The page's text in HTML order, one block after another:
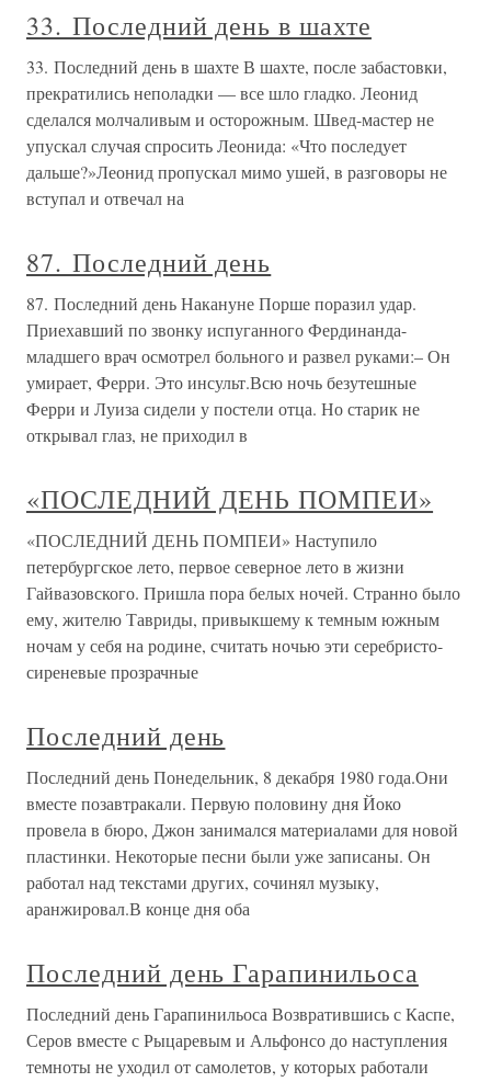
33. Последний день в шахте
33. Последний день в шахте В шахте, после забастовки,
прекратились неполадки — все шло гладко. Леонид
сделался молчаливым и осторожным. Швед-мастер не
упускал случая спросить Леонида: «Что последует
дальше?»Леонид пропускал мимо ушей, в разговоры не
вступал и отвечал на
87. Последний день
87. Последний день Накануне Порше поразил удар.
Приехавший по звонку испуганного Фердинанда-
младшего врач осмотрел больного и развел руками:– Он
умирает, Ферри. Это инсульт.Всю ночь безутешные
Ферри и Луиза сидели у постели отца. Но старик не
открывал глаз, не приходил в
«ПОСЛЕДНИЙ ДЕНЬ ПОМПЕИ»
«ПОСЛЕДНИЙ ДЕНЬ ПОМПЕИ» Наступило
петербургское лето, первое северное лето в жизни
Гайвазовского. Пришла пора белых ночей. Странно было
ему, жителю Тавриды, привыкшему к темным южным
ночам у себя на родине, считать ночью эти серебристо-
сиреневые прозрачные
Последний день
Последний день Понедельник, 8 декабря 1980 года.Они
вместе позавтракали. Первую половину дня Йоко
провела в бюро, Джон занимался материалами для новой
пластинки. Некоторые песни были уже записаны. Он
работал над текстами других, сочинял музыку,
аранжировал.В конце дня оба
Последний день Гарапинильоса
Последний день Гарапинильоса Возвратившись с Каспе,
Серов вместе с Рыцаревым и Альфонсо до наступления
темноты не уходил от самолетов, у которых работали